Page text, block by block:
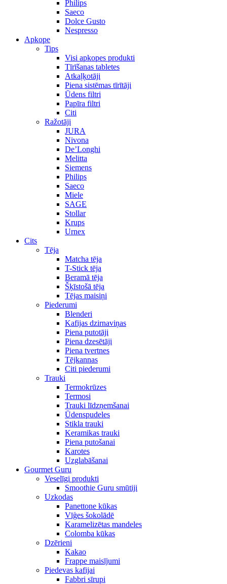
Philips
Saeco
Dolce Gusto
Nespresso
Apkope
Tips
Visi apkopes produkti
Tīrīšanas tabletes
Atkaļķotāji
Piena sistēmas tīrītāji
Ūdens filtri
Papīra filtri
Citi
Ražotāji
JURA
Nivona
De’Longhi
Melitta
Siemens
Philips
Saeco
Miele
SAGE
Stollar
Krups
Urnex
Cits
Tēja
Matcha tēja
T-Stick tēja
Beramā tēja
Šķīstošā tēja
Tējas maisiņi
Piederumi
Blenderi
Kafijas dzirnaviņas
Piena putotāji
Piena dzesētāji
Piena tvertnes
Tējkannas
Citi piederumi
Trauki
Termokrūzes
Termosi
Trauki līdzņemšanai
Ūdenspudeles
Stikla trauki
Keramikas trauki
Piena putošanai
Karotes
Uzglabāšanai
Gourmet Guru
Veselīgi produkti
Smoothie Guru smūtiji
Uzkodas
Panettone kūkas
Vīģes šokolādē
Karamelizētas mandeles
Colomba kūkas
Dzērieni
Kakao
Frappe maisījumi
Piedevas kafijai
Fabbri sīrupi